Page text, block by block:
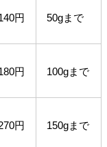
円 50gまで
円 100gまで
円 150gまで